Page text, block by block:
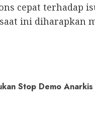
cepat terhadap
ini diharapkan
Stop Demo